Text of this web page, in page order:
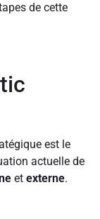
de cette
est le
actuelle de
et externe.